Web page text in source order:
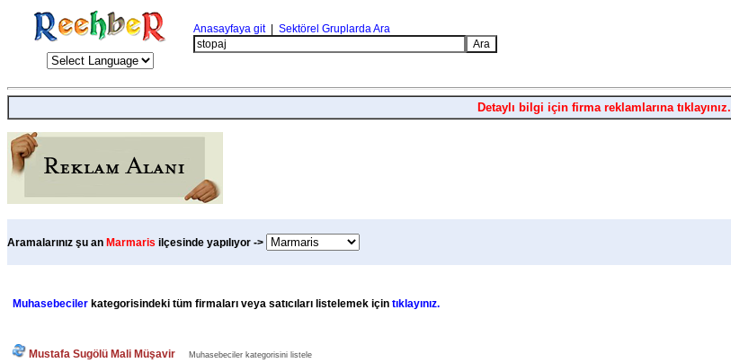
Anasayfaya git| Sektörel Gruplarda Ara
Detaylı bilgi için firma reklamlarına tıklayınız.
Aramalarınız şu an Marmaris ilçesinde yapılıyor ->
Muhasebeciler kategorisindeki tüm firmaları veya satıcıları listelemek için tıklayınız.
Mustafa Sugölü Mali Müşavir Muhasebeciler kategorisini listele